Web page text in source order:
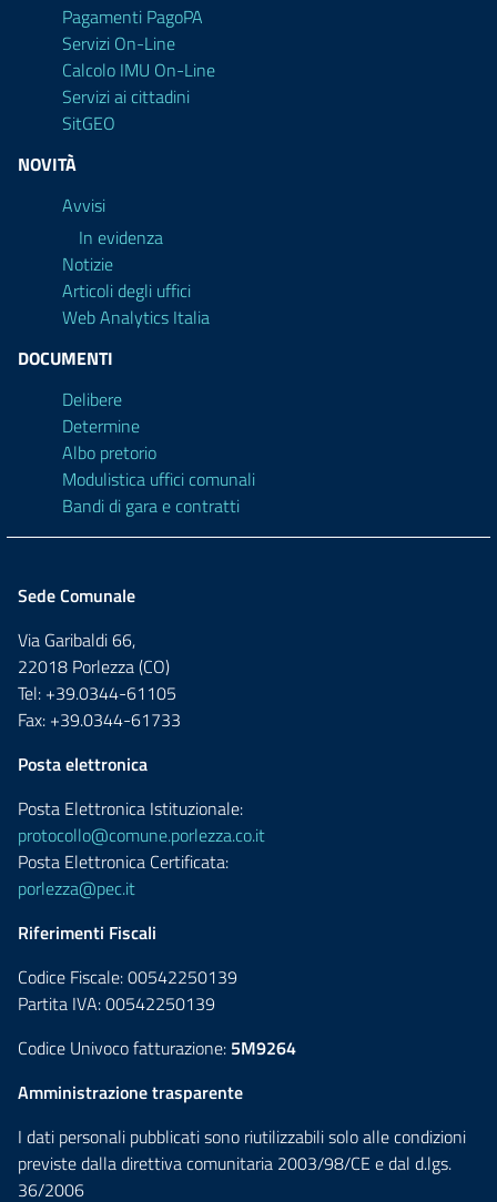
Pagamenti PagoPA
Servizi On-Line
Calcolo IMU On-Line
Servizi ai cittadini
SitGEO
NOVITÀ
Avvisi
In evidenza
Notizie
Articoli degli uffici
Web Analytics Italia
DOCUMENTI
Delibere
Determine
Albo pretorio
Modulistica uffici comunali
Bandi di gara e contratti
Sede Comunale
Via Garibaldi 66,
22018 Porlezza (CO)
Tel: +39.0344-61105
Fax: +39.0344-61733
Posta elettronica
Posta Elettronica Istituzionale:
protocollo@comune.porlezza.co.it
Posta Elettronica Certificata:
porlezza@pec.it
Riferimenti Fiscali
Codice Fiscale: 00542250139
Partita IVA: 00542250139
Codice Univoco fatturazione: 5M9264
Amministrazione trasparente
I dati personali pubblicati sono riutilizzabili solo alle condizioni
previste dalla direttiva comunitaria 2003/98/CE e dal d.lgs.
36/2006